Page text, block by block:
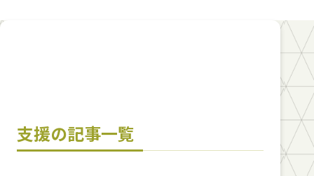
支援の記事一覧